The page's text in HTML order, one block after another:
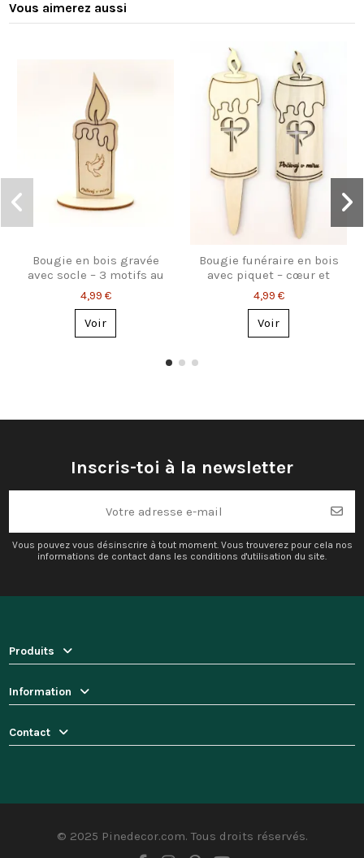
Vous aimerez aussi
Bougie en bois gravée
avec socle – 3 motifs au
choix
4,99 €
Voir
Bougie funéraire en bois
avec piquet – cœur et
croix
4,99 €
Voir
Inscris-toi à la newsletter
Vous pouvez vous désinscrire à tout moment. Vous trouverez pour cela nos
informations de contact dans les conditions d'utilisation du site.
Produits
Information
Contact
© 2025 Pinedecor.com. Tous droits réservés.